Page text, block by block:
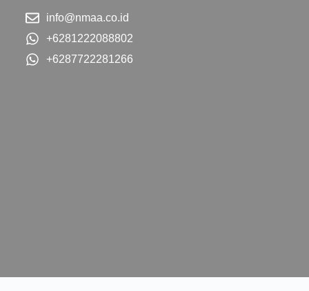
info@nmaa.co.id
+6281222088802
+6287722281266